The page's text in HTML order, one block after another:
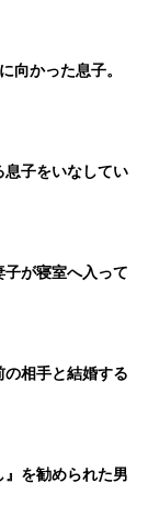
向かった息子。
息子をいなしてい
子が寝室へ入って
の相手と結婚する
を勧められた男